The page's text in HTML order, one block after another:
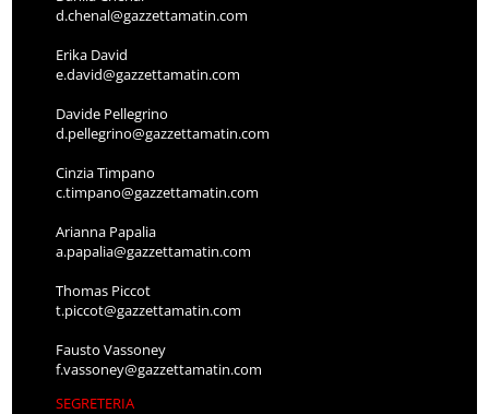
d.chenal@gazzettamatin.com
Erika David
e.david@gazzettamatin.com
Davide Pellegrino
d.pellegrino@gazzettamatin.com
Cinzia Timpano
c.timpano@gazzettamatin.com
Arianna Papalia
a.papalia@gazzettamatin.com
Thomas Piccot
t.piccot@gazzettamatin.com
Fausto Vassoney
f.vassoney@gazzettamatin.com
SEGRETERIA